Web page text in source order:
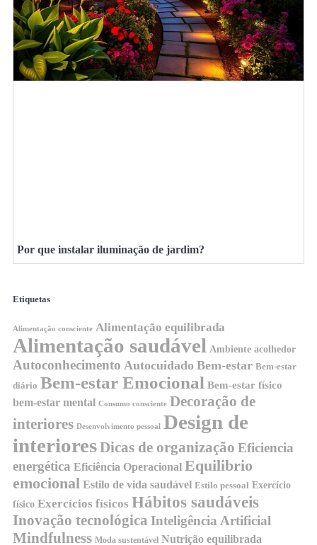
Por que instalar iluminação de jardim?
Etiquetas
Alimentação consciente Alimentação equilibrada
Alimentação saudável Ambiente acolhedor
Autoconhecimento Autocuidado Bem-estar Bem-estar
diário Bem-estar Emocional Bem-estar físico
bem-estar mental Consumo consciente Decoração de
interiores Desenvolvimento pessoal
Design de
interioresDicas de organização Eficiencia
energética Eficiência Operacional Equilibrio
emocional Estilo de vida saudável Estilo pessoal Exercício
físico Exercícios físicos Hábitos saudáveis
Inovação tecnológica Inteligência Artificial
Mindfulness Moda sustentável Nutrição equilibrada